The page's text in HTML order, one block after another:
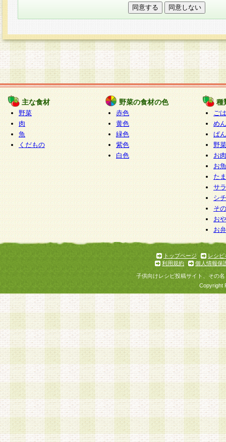
○個人情報の第三者提供について
力いただく個人情報は第三者に提供しません。
○個人情報の委託について
個人情報の取り扱いを外部に委託する場合は、
情報管理基準を満たす企業を選定して委託を行
が行われるよう監督します。
○開示対象個人情報の開示等および問い合わせ窓口
本人からの求めにより、当社が本件により取得
報の利用目的の通知・開示・内容の訂正・追加
停止・消去及び第三者への提供の禁止（以下、
といいます。）に応じます。
開示等に応じる窓口は以下になります。
ぱくすく食堂個人情報お客様相談窓口 paku-
m
個人情報を与えることは任意ですが、個人情報
意をいただけない場合には、当社のサービスの
お問い合わせ・ご相談への対応ができない場合
主な食材
野菜
肉
魚
くだもの
野菜の食材の色
赤色
黄色
緑色
紫色
白色
種
ご
めん
ぱん
野
お
お
た
サ
シ
そ
お
お
トップページ
レシピ
利用規約
個人情報保
子供向けレシピ投稿サイト、その
Copyright